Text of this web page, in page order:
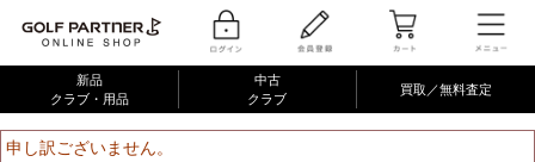
新品
クラブ・用品
中古
クラブ
買取／無料査定
申し訳ございません。